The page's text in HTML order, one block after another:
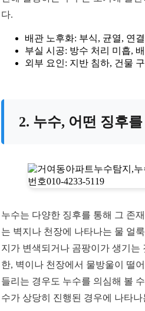
다.
배관 노후화: 부식, 균열, 연
부실 시공: 방수 처리 미흡,
외부 요인: 지반 침하, 건물
2. 누수, 어떤 징후
누수는 다양한 징후를 통해 그 존
는 벽지나 천장에 나타나는 물 얼
지가 변색되거나 곰팡이가 생기는
한, 벽이나 천장에서 물방울이 떨
들리는 경우도 누수를 의심해 볼
수가 상당히 진행된 경우에 나타